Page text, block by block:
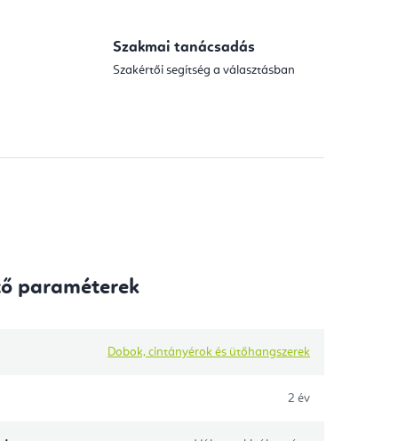
Szakmai tanácsadás
Szakértői segítség a választásban
paraméterek
Dobok, cintányérok és ütőhangszerek
2 év